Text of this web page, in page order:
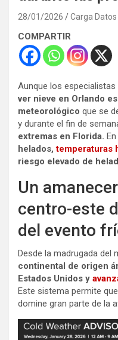
28/01/2026 Carga Datos
COMPARTIR
Aunque los especialistas
ver nieve en Orlando
meteorológico que se
y durante el fin de
extremas en Florida.
helados,temperaturas
riesgo elevado de
Un
centro-este
del evento
Desde la madrugada del
continental de origen
Estados Unidos y
Este sistema permite
domine gran parte de la